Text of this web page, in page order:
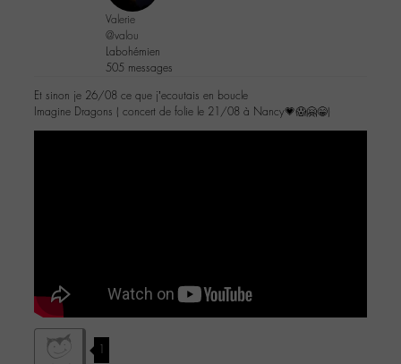
Valerie
@valou
Labohémien
505 messages
Et sinon je 26/08 ce que j’ecoutais en boucle
Imagine Dragons ( concert de folie le 21/08 à Nancy💗😱🤗😁)
1